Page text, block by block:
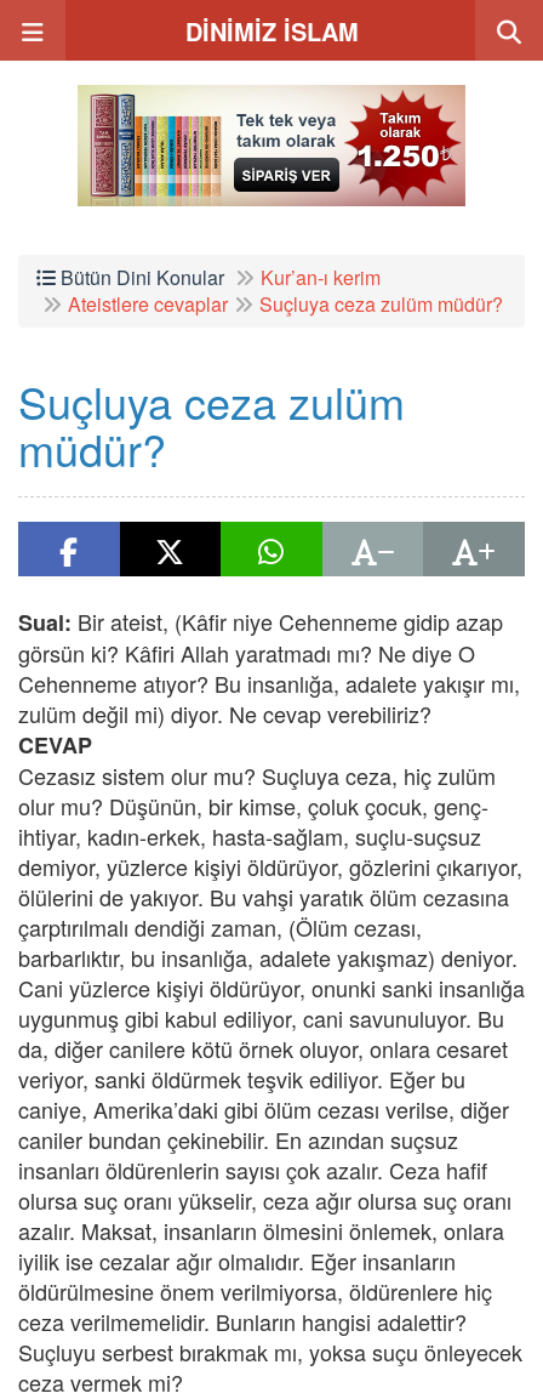
DİNİMİZ İSLAM
Bütün Dini Konular
Kur’an-ı kerim
Ateistlere cevaplar
Suçluya ceza zulüm müdür?
Suçluya ceza zulüm
müdür?
Sual: Bir ateist, (Kâfir niye Cehenneme gidip azap
görsün ki? Kâfiri Allah yaratmadı mı? Ne diye O
Cehenneme atıyor? Bu insanlığa, adalete yakışır mı,
zulüm değil mi) diyor. Ne cevap verebiliriz?
CEVAP
Cezasız sistem olur mu? Suçluya ceza, hiç zulüm
olur mu? Düşünün, bir kimse, çoluk çocuk, genç-
ihtiyar, kadın-erkek, hasta-sağlam, suçlu-suçsuz
demiyor, yüzlerce kişiyi öldürüyor, gözlerini çıkarıyor,
ölülerini de yakıyor. Bu vahşi yaratık ölüm cezasına
çarptırılmalı dendiği zaman, (Ölüm cezası,
barbarlıktır, bu insanlığa, adalete yakışmaz) deniyor.
Cani yüzlerce kişiyi öldürüyor, onunki sanki insanlığa
uygunmuş gibi kabul ediliyor, cani savunuluyor. Bu
da, diğer canilere kötü örnek oluyor, onlara cesaret
veriyor, sanki öldürmek teşvik ediliyor. Eğer bu
caniye, Amerika’daki gibi ölüm cezası verilse, diğer
caniler bundan çekinebilir. En azından suçsuz
insanları öldürenlerin sayısı çok azalır. Ceza hafif
olursa suç oranı yükselir, ceza ağır olursa suç oranı
azalır. Maksat, insanların ölmesini önlemek, onlara
iyilik ise cezalar ağır olmalıdır. Eğer insanların
öldürülmesine önem verilmiyorsa, öldürenlere hiç
ceza verilmemelidir. Bunların hangisi adalettir?
Suçluyu serbest bırakmak mı, yoksa suçu önleyecek
ceza vermek mi?